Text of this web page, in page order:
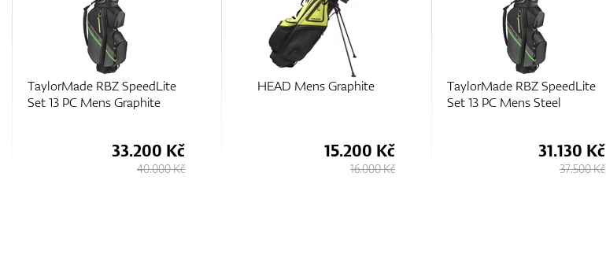
TaylorMade RBZ SpeedLite
Set 13 PC Mens Graphite
33.200 Kč
40.000 Kč
HEAD Mens Graphite
15.200 Kč
16.000 Kč
TaylorMade RBZ SpeedLite
Set 13 PC Mens Steel
31.130 Kč
37.500 Kč